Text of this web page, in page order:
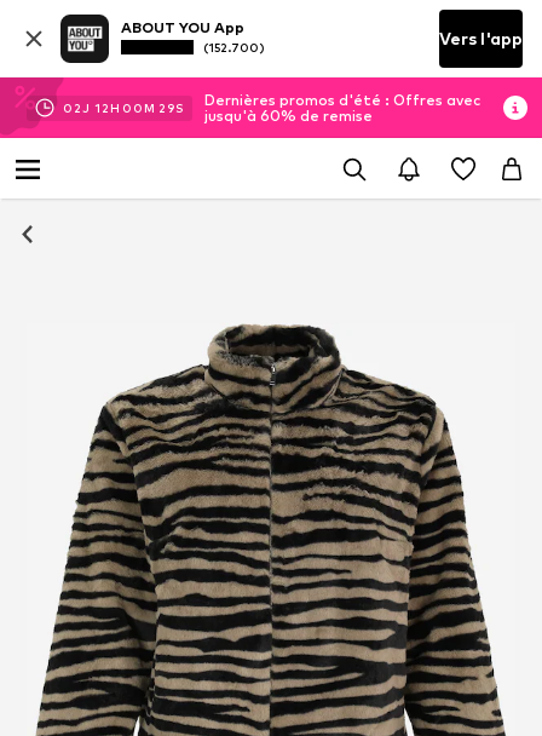
ABOUT YOU App
(152.700) Vers l'app
02J 12H 00M 28S
Dernières promos d'été : Offres avec
jusqu'à 60% de remise